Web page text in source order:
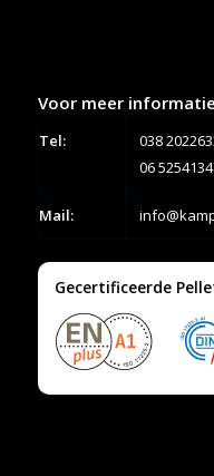
Voor meer
Tel: 038
06
Mail:
Gecertificeerde